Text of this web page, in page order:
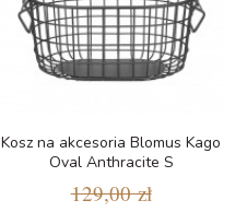
Kosz na akcesoria Blomus Kago
Oval Anthracite S
129,00 zł